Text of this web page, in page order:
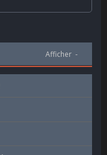
Afficher -